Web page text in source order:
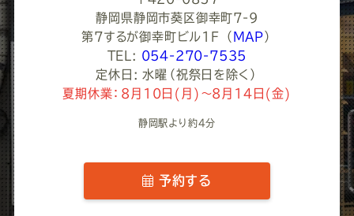
静岡県静岡市葵区御幸町7-9
第7するが御幸町ビル1F
（ MAP ）
TEL: 054-270-7535
定休日: 水曜（祝祭日を除く）
夏期休業：8月10日(月)～8月14日(金)
静岡駅より約4分
予約する